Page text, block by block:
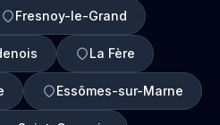
Fresnoy-le-Grand
La Fère
Essômes-sur-Marne